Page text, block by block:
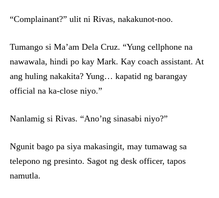
“Complainant?” ulit ni Rivas, nakakunot-noo.
Tumango si Ma’am Dela Cruz. “Yung cellphone na
nawawala, hindi po kay Mark. Kay coach assistant. At
ang huling nakakita? Yung… kapatid ng barangay
official na ka-close niyo.”
Nanlamig si Rivas. “Ano’ng sinasabi niyo?”
Ngunit bago pa siya makasingit, may tumawag sa
telepono ng presinto. Sagot ng desk officer, tapos
namutla.